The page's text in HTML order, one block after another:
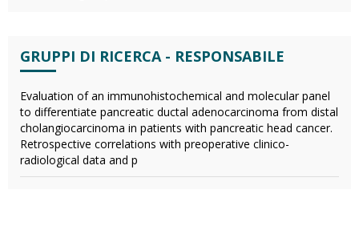
GRUPPI DI RICERCA - RESPONSABILE
Evaluation of an immunohistochemical and molecular panel
to differentiate pancreatic ductal adenocarcinoma from distal
cholangiocarcinoma in patients with pancreatic head cancer.
Retrospective correlations with preoperative clinico-
radiological data and p